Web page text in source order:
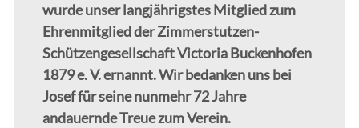
wurde unser langjährigstes Mitglied zum
Ehrenmitglied der Zimmerstutzen-
Schützengesellschaft Victoria Buckenhofen
1879 e. V. ernannt. Wir bedanken uns bei
Josef für seine nunmehr 72 Jahre
andauernde Treue zum Verein.